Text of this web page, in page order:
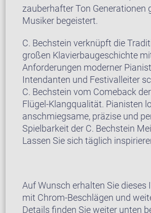
zauberhafter Ton Generationen
Musiker begeistert.
C. Bechstein verknüpft die
großen Klavierbaugeschichte
Anforderungen moderner
Intendanten und Festivalleiter
C. Bechstein vom Comeback
Flügel-Klangqualität. Pianisten
anschmiegsame, präzise und
Spielbarkeit der C. Bechstein
Lassen Sie sich täglich
Auf Wunsch erhalten Sie dieses
mit Chrom-Beschlägen und
Details finden Sie weiter unten